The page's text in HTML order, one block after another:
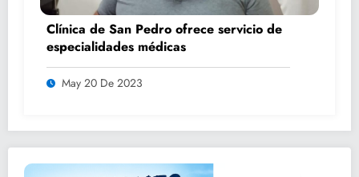
Clínica de San Pedro ofrece servicio de
especialidades médicas
May 20 De 2023